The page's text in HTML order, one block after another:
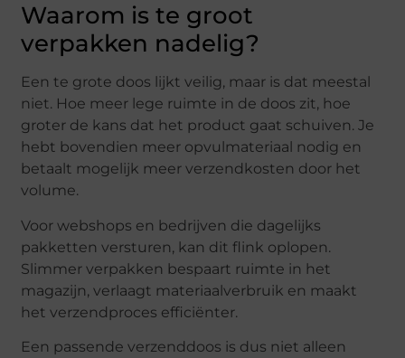
Waarom is te groot
verpakken nadelig?
Een te grote doos lijkt veilig, maar is dat meestal
niet. Hoe meer lege ruimte in de doos zit, hoe
groter de kans dat het product gaat schuiven. Je
hebt bovendien meer opvulmateriaal nodig en
betaalt mogelijk meer verzendkosten door het
volume.
Voor webshops en bedrijven die dagelijks
pakketten versturen, kan dit flink oplopen.
Slimmer verpakken bespaart ruimte in het
magazijn, verlaagt materiaalverbruik en maakt
het verzendproces efficiënter.
Een passende verzenddoos is dus niet alleen